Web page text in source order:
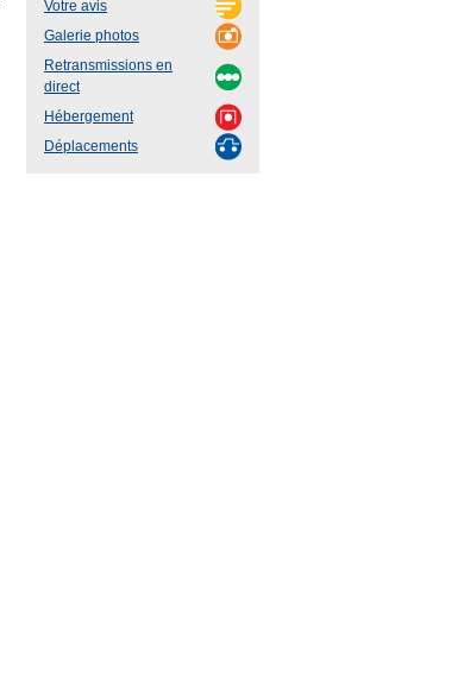
Votre avis
Galerie photos
Retransmissions en
direct
Hébergement
Déplacements